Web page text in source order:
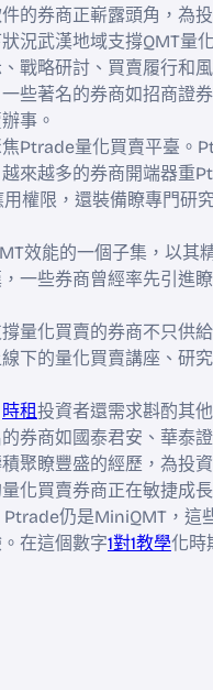
的券商正嶄露頭角，為
況武漢地域支撐QMT量
戰略研討、買賣履行和
些著名的券商如招商證
事。
Ptrade量化買賣平臺。
來越多的券商開端器重
權限，還裝備瞭專門研
效能的一個子集，以
一些券商曾經率先引進
量化買賣的券商不只供
下的量化買賣講座、研
時租投資者還需求斟酌其
券商如國泰君安、華泰
聚瞭豐盛的經歷，為投
化買賣券商正在敏捷成
仍是MiniQMT，這
在這個數字1對1教學化時